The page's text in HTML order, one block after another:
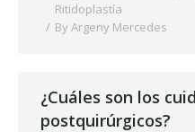
Ritidoplastía
By Argeny Mercedes
¿Cuáles son los
postquirúrgicos?